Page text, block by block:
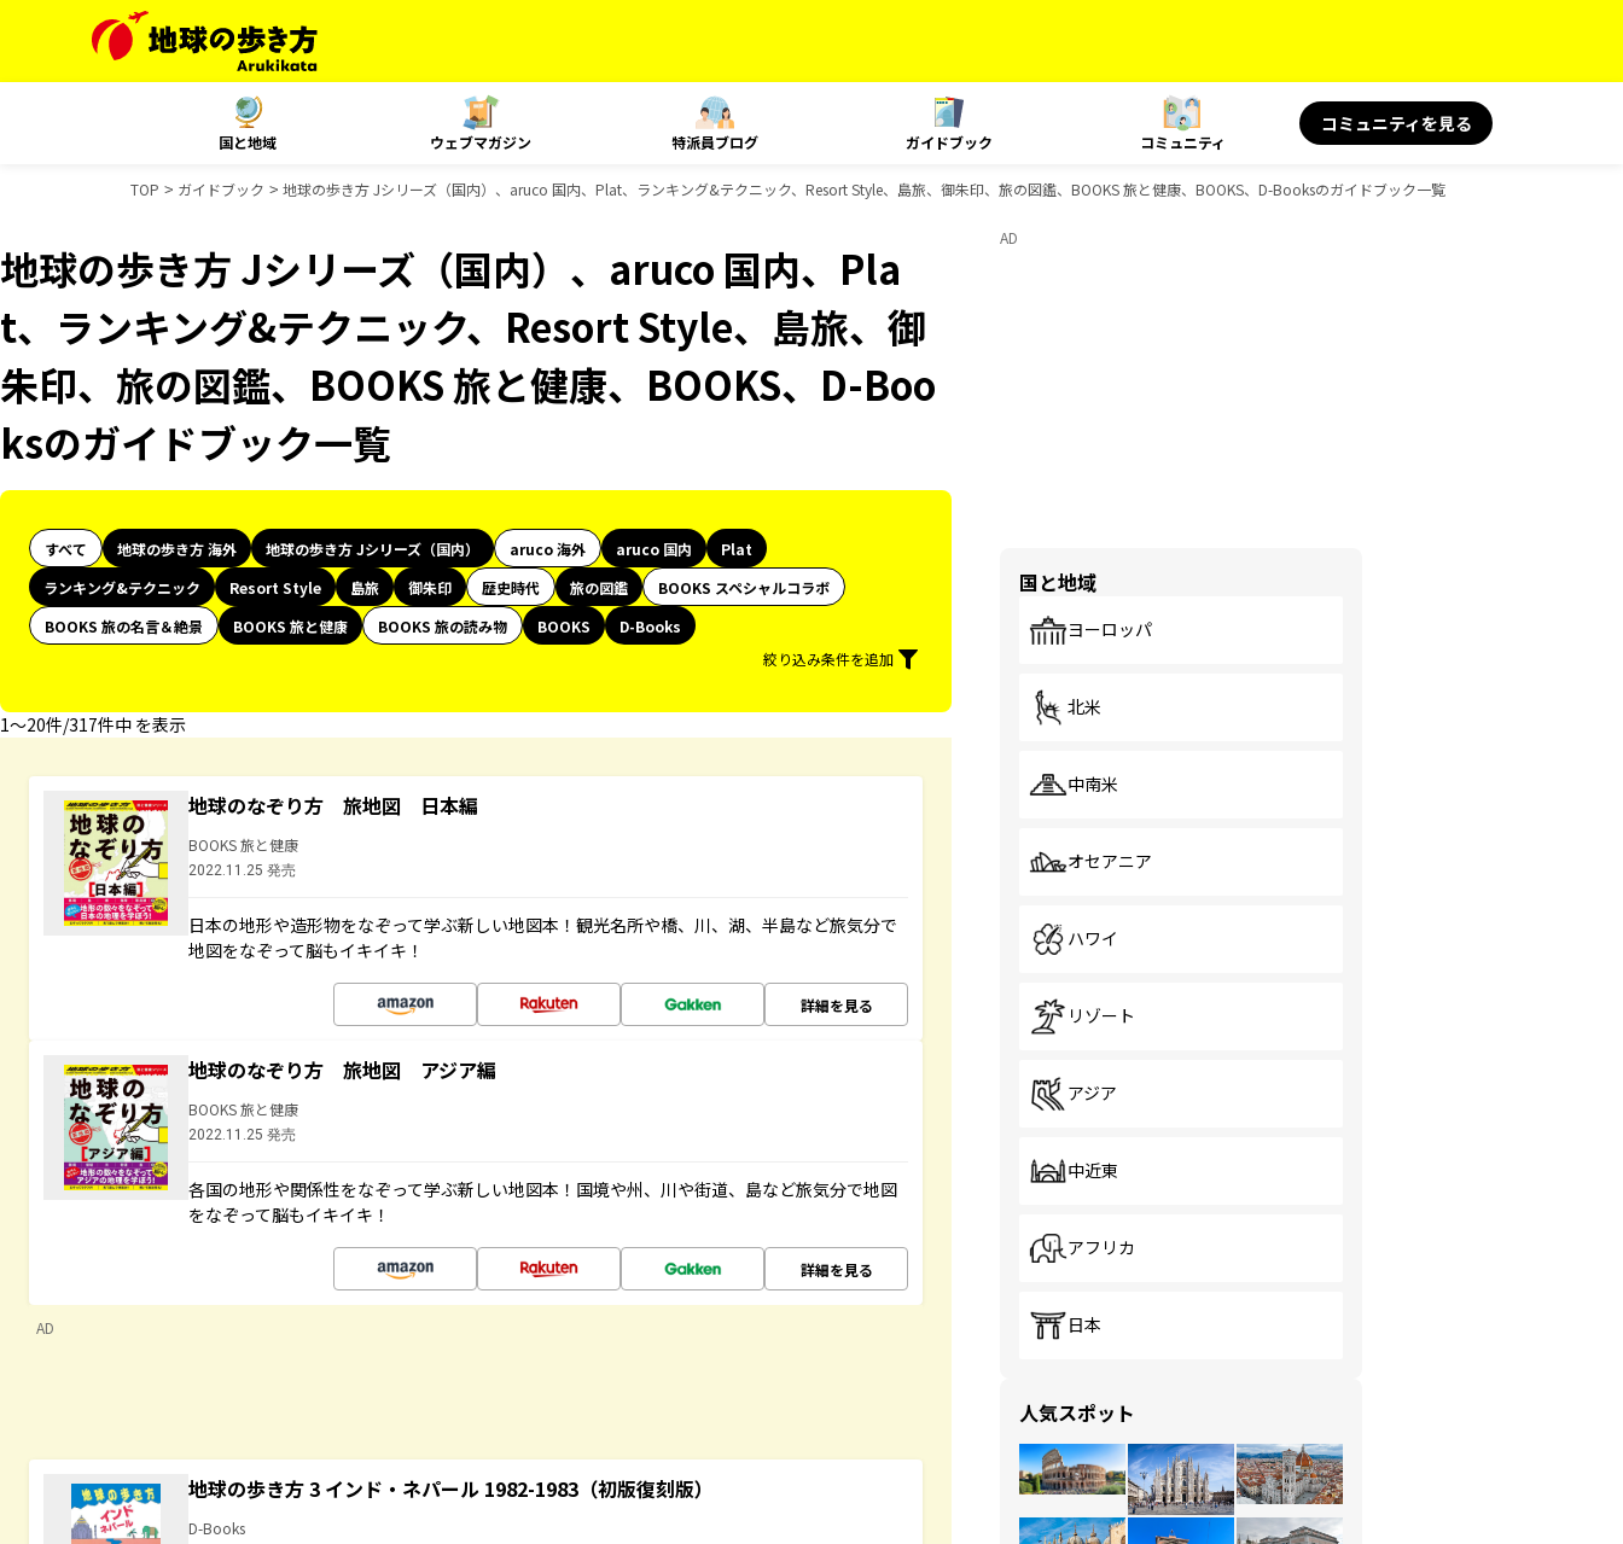
国と地域 ウェブマガジン 特派員ブログ ガイドブック コミュニティ
コミュニティを見る
TOP ガイドブック 地球の歩き方 Jシリーズ（国内）、aruco 国内、Plat、ランキング&テクニック、Resort Style、島旅、御朱印、旅の図鑑、BOOKS 旅と健康、BOOKS、D-Booksのガイドブック一覧
地球の歩き方 Jシリーズ（国内）、aruco 国内、Pla
t、ランキング&テクニック、Resort Style、島旅、御
朱印、旅の図鑑、BOOKS 旅と健康、BOOKS、D-Boo
ksのガイドブック一覧
すべて 地球の歩き方 海外 地球の歩き方 Jシリーズ（国内） aruco 海外 aruco 国内
Plat
ランキング&テクニック
Resort Style 島旅 御朱印 歴史時代 旅の図鑑
BOOKS スペシャルコラボ
BOOKS 旅の名言＆絶景
BOOKS 旅と健康 BOOKS 旅の読み物 BOOKS
D-Books
絞り込み条件を追加
1〜20件/317件中 を表示
地球のなぞり方 旅地図 日本編
BOOKS 旅と健康
2022.11.25 発売
日本の地形や造形物をなぞって学ぶ新しい地図本！観光名所や橋、川、湖、半島など旅気分で
地図をなぞって脳もイキイキ！
詳細を見る
地球のなぞり方 旅地図 アジア編
BOOKS 旅と健康
2022.11.25 発売
各国の地形や関係性をなぞって学ぶ新しい地図本！国境や州、川や街道、島など旅気分で地図
をなぞって脳もイキイキ！
詳細を見る
AD
地球の歩き方 3 インド・ネパール 1982-1983（初版復刻版）
D-Books
AD
国と地域
ヨーロッパ
北米
中南米
オセアニア
ハワイ
リゾート
アジア
中近東
アフリカ
日本
人気スポット